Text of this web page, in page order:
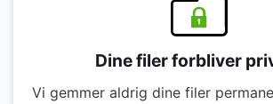
Dine filer forbliver
Vi gemmer aldrig dine filer